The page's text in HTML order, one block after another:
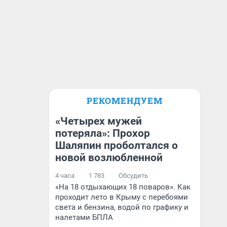
РЕКОМЕНДУЕМ
«Четырех мужей
потеряла»: Прохор
Шаляпин проболтался о
новой возлюбленной
4 часа 1 783 Обсудить
«На 18 отдыхающих 18 поваров». Как
проходит лето в Крыму с перебоями
света и бензина, водой по графику и
налетами БПЛА